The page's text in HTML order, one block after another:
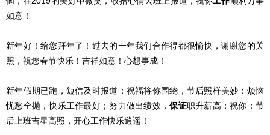
如意！
新年好！给您拜年了！过去的一年我们合作得都很愉快，谢谢您的关
照，祝您春节快乐！吉祥如意！心想事成！
新年假期已跑，短信及时报道；祝福将你围绕，节后照样美妙；烦恼
忧愁全抛，快乐工作最好；努力做出绩效，保证职升薪高；祝你：节
后上班吉星高照，开心工作快乐逍遥！